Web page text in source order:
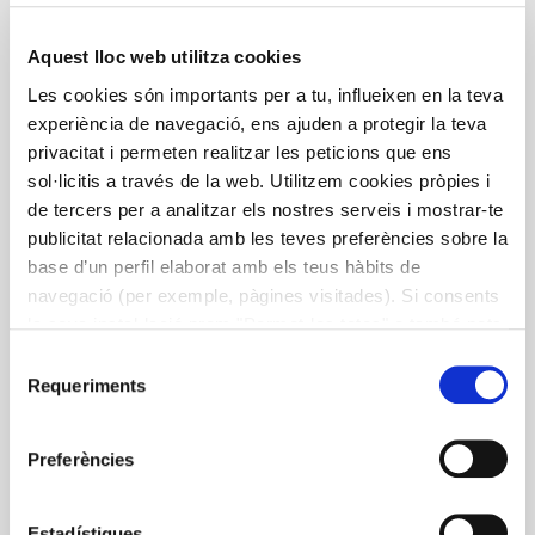
Aquest lloc web utilitza cookies
Les cookies són importants per a tu, influeixen en la teva
experiència de navegació, ens ajuden a protegir la teva
privacitat i permeten realitzar les peticions que ens
sol·licitis a través de la web. Utilitzem cookies pròpies i
de tercers per a analitzar els nostres serveis i mostrar-te
publicitat relacionada amb les teves preferències sobre la
base d’un perfil elaborat amb els teus hàbits de
navegació (per exemple, pàgines visitades). Si consents
informació a la nostra
Requeriments
Preferències
Recetario para PKU y OTM
Edició en castellà del receptari específic per a
persones amb fenilcetonúria (PKU) i altres trastorns
metabòlics (ATM) i les seves famílies, per gestionar
millor l’alimentació restringida. Totes les receptes
En col·laboració amb l’Associació Catalana de PKU i
ATM i l’Hospital Sant Joan de Déu de Barcelona